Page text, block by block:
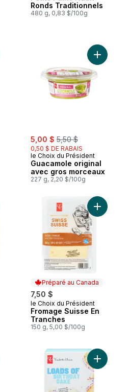
Ronds Traditionnels
480 g, 0,83 $/100g
Ajouter Ketchup aux tomates au panier
sale:
5,00 $ , formerly:
5,50 $
0,50 $ DE RABAIS
le Choix du Président
Guacamole original
avec gros morceaux
227 g, 2,20 $/100g
Ajouter
Pain plat au poulet au beurre au
Préparé au Canada
7,50 $
Préparé au Canada
le Choix du Président
Fromage Suisse En
Tranches
150 g, 5,00 $/100g
Ajouter
Cornichons à l’aneth tranchés
Ajouter